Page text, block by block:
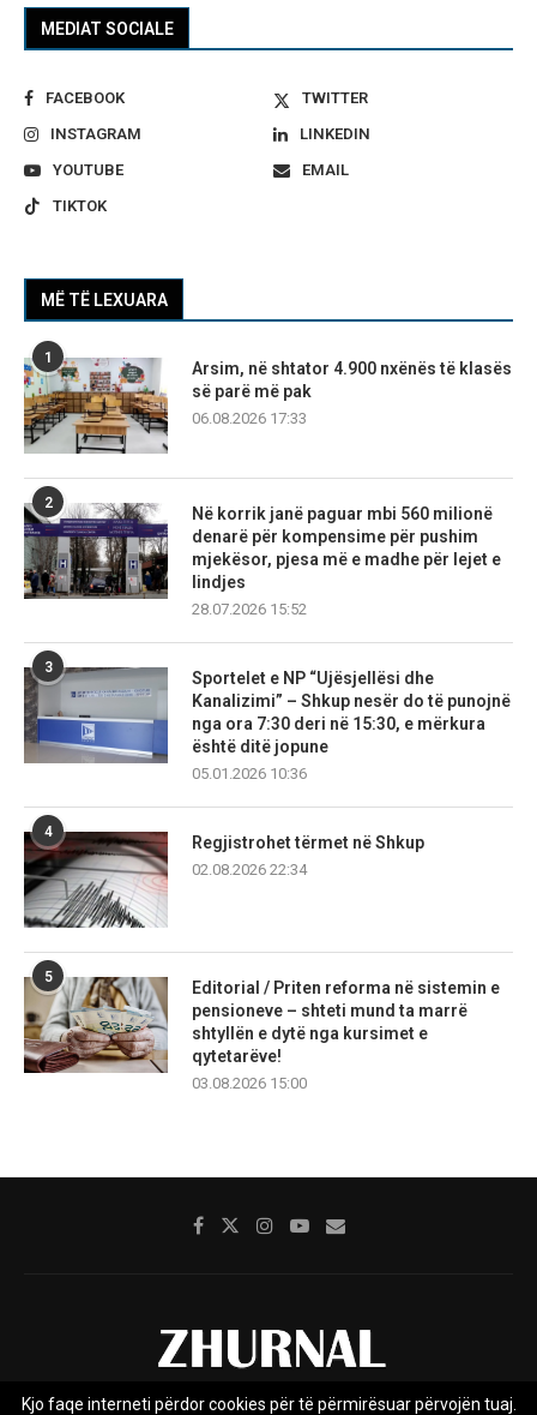
MEDIAT SOCIALE
FACEBOOK
TWITTER
INSTAGRAM
LINKEDIN
YOUTUBE
EMAIL
TIKTOK
MË TË LEXUARA
1
Arsim, në shtator 4.900 nxënës të klasës
së parë më pak
06.08.2026 17:33
2
Në korrik janë paguar mbi 560 milionë
denarë për kompensime për pushim
mjekësor, pjesa më e madhe për lejet e
lindjes
28.07.2026 15:52
3
Sportelet e NP “Ujësjellësi dhe
Kanalizimi” – Shkup nesër do të punojnë
nga ora 7:30 deri në 15:30, e mërkura
është ditë jopune
05.01.2026 10:36
4
Regjistrohet tërmet në Shkup
02.08.2026 22:34
5
Editorial / Priten reforma në sistemin e
pensioneve – shteti mund ta marrë
shtyllën e dytë nga kursimet e
qytetarëve!
03.08.2026 15:00
Kjo faqe interneti përdor cookies për të përmirësuar përvojën tuaj.